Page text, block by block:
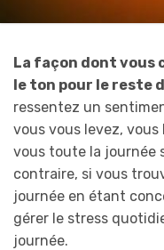
La façon dont vous
le ton pour le reste
ressentez un
vous vous levez,
vous toute la journée
contraire, si vous
journée en étant
gérer le stress
journée.